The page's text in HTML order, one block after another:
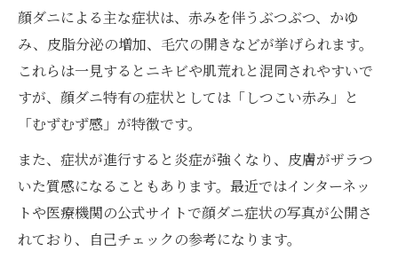
顔ダニによる肌荒れ例と早期発見のコツ
顔ダニが原因か他の疾患か写真で見分ける
方法
市販薬やワセリンは顔ダニに有効なのか
顔ダニ対策に市販薬はどこまで効果的か検
証
ワセリンは顔ダニ症状にどう影響するのか
顔ダニ治し方の市販薬選びの注意ポイント
顔ダニによる主な症状は、赤みを伴うぶつぶつ、かゆ
み、皮脂分泌の増加、毛穴の開きなどが挙げられます。
これらは一見するとニキビや肌荒れと混同されやすいで
すが、顔ダニ特有の症状としては「しつこい赤み」と
「むずむず感」が特徴です。
また、症状が進行すると炎症が強くなり、皮膚がザラつ
いた質感になることもあります。最近ではインターネッ
トや医療機関の公式サイトで顔ダニ症状の写真が公開さ
れており、自己チェックの参考になります。